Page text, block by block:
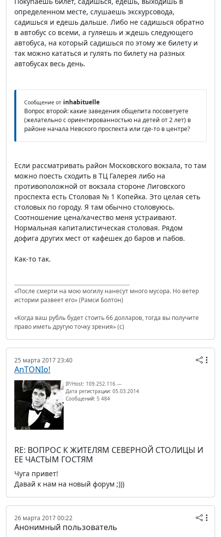
определенном месте, слушаешь экскурсовода,
садишься и едешь дальше. Либо не садишься обратно
в автобус со всеми, а гуляешь и ждешь следующего
автобуса, на который садишься по этому же билету и
так можно кататься и гулять по билету на разных
автобусах весь день.
Сообщение от inhabituelle
Вопрос второй: какие заведения общепита посоветуете
(желательно с ориентированностью на детей от 2 лет) в
районе начала Невского проспекта или где-то в центре?
Если рассматривать район Московского вокзала, то там
можно поесть сходить в ТЦ Галерея либо на
противоположной от вокзала стороне Лиговского
проспекта есть Столовая № 1 Копейка. Это целая сеть
столовых по городу. Я там обычно столовуюсь.
Соотношение цена/качество меня устраивают.
Нормальная капиталистическая столовая. Рядом
дофига других мест от кафешек до баров и пабов.
Как-то так.
«После смерти на мою могилу нанесут много мусора. Но ветер
истории развеет его» (Рамси Болтон)
«Когда ваш рубль будет стоить 66 долларов, тогда вы получите
право иметь другую точку зрения» (с)
25 марта 2017 23:40
AnTONIo!
IP/Host: 109.252.116.---
Дата регистрации: 05.03.2014
Сообщений: 5 484
RE: ВОПРОС К ЖИТЕЛЯМ СЕВЕРНОЙ СТОЛИЦЫ И
ЕЕ ЧАСТЫМ ГОСТЯМ
Чуга привет!
Давай к нам на новый форум ;)))
26 марта 2017 00:22
Анонимный пользователь